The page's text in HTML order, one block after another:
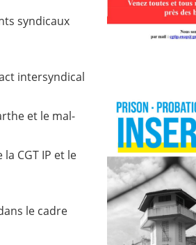
syndicaux
intersyndical
et le mal-
CGT IP et le
le cadre